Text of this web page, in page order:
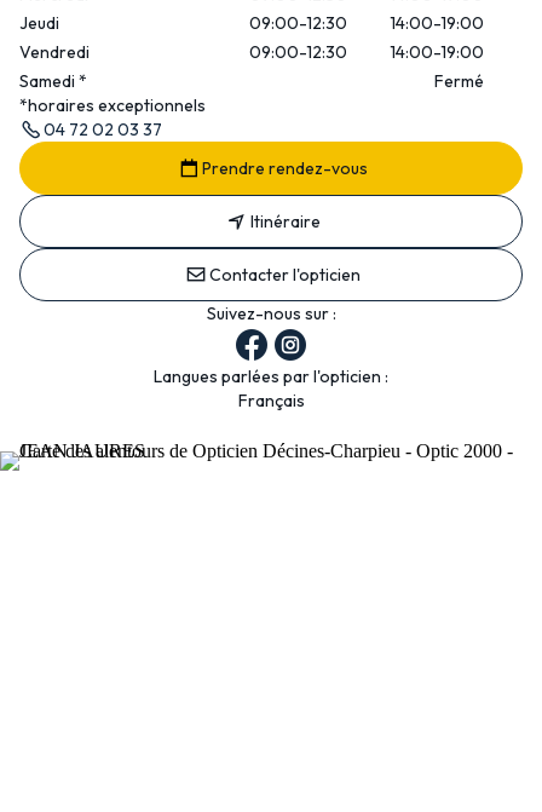
Jeudi
09:00-12:30
14:00-19:00
Vendredi
09:00-12:30
14:00-19:00
Samedi *
Fermé
*horaires exceptionnels
04 72 02 03 37
Prendre rendez-vous
Itinéraire
Contacter l'opticien
Suivez-nous sur :
Langues parlées par l'opticien :
Français